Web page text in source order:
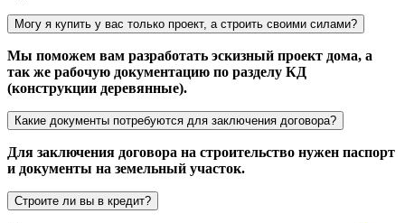
Могу я купить у вас только проект, а строить своими силами?
Мы поможем вам разработать эскизный проект дома, а
так же рабочую документацию по разделу КД
(конструкции деревянные).
Какие документы потребуются для заключения договора?
Для заключения договора на строительство нужен паспорт
и документы на земельный участок.
Строите ли вы в кредит?